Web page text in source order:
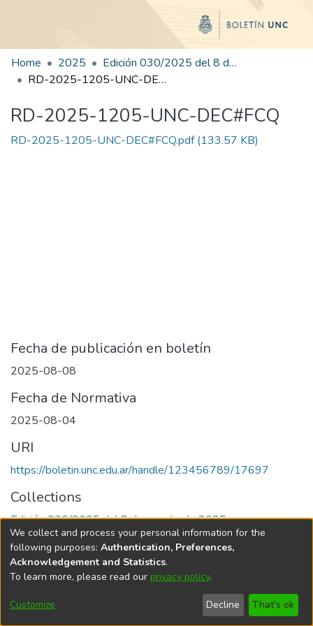
Home 2025
Edición 030/2025 del 8 de agosto de 2025
RD-2025-1205-UNC-DEC#FCQ
RD-2025-1205-UNC-DEC#FCQ
RD-2025-1205-UNC-DEC#FCQ.pdf(133.57 KB)
Fecha de publicación en boletín
2025-08-08
Fecha de Normativa
2025-08-04
URI
https://boletin.unc.edu.ar/handle/123456789/17697
Collections
Edición 030/2025 del 8 de agosto de 2025
Universidad Nacional de Córdoba
We collect and process your personal information for the
following purposes: Authentication, Preferences,
Acknowledgement and Statistics.
To learn more, please read our privacy policy.
Customize Decline That's ok